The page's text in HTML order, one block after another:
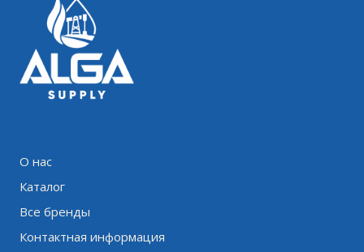
О нас
Каталог
Все бренды
Контактная информация